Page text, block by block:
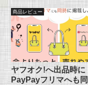
商品レビュー
ヤフオク!へ出品時に
PayPayフリマへも